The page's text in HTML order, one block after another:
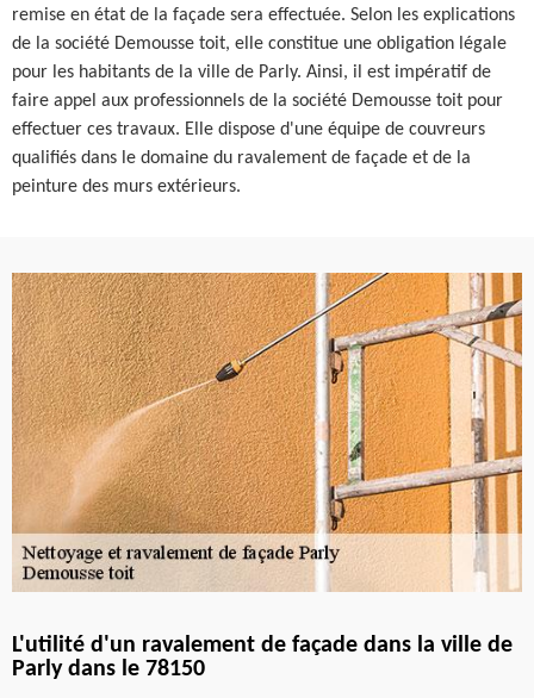
remise en état de la façade sera effectuée. Selon les explications
de la société Demousse toit, elle constitue une obligation légale
pour les habitants de la ville de Parly. Ainsi, il est impératif de
faire appel aux professionnels de la société Demousse toit pour
effectuer ces travaux. Elle dispose d'une équipe de couvreurs
qualifiés dans le domaine du ravalement de façade et de la
peinture des murs extérieurs.
L'utilité d'un ravalement de façade dans la ville de
Parly dans le 78150